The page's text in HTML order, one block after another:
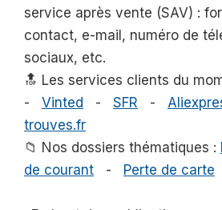
service après vente (SAV) :
contact, e-mail, numéro de
sociaux, etc.
🔝 Les services clients du
- Vinted - SFR -
trouves.fr
📁 Nos dossiers thématiques :
de courant - Perte de carte